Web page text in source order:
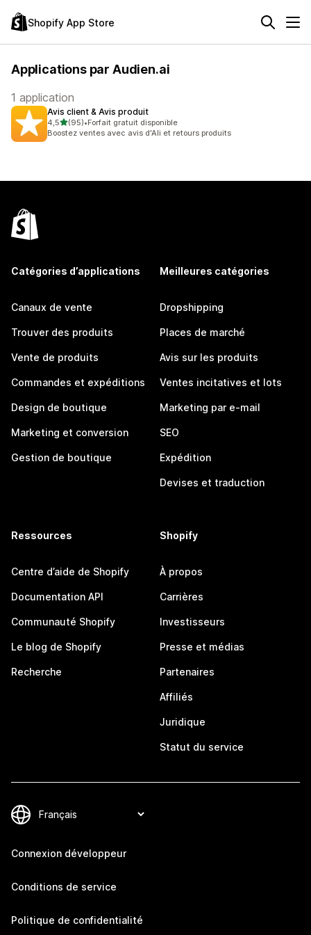
Shopify App Store
Applications par Audien.ai
1 application
Avis client & Avis produit
4,5étoile(s) sur 5
(95)
95 avis au total
•Forfait gratuit disponible
Boostez ventes avec avis d'Ali et retours produits
Catégories d’applications
Canaux de vente
Trouver des produits
Vente de produits
Commandes et expéditions
Design de boutique
Marketing et conversion
Gestion de boutique
Meilleures catégories
Dropshipping
Places de marché
Avis sur les produits
Ventes incitatives et lots
Marketing par e-mail
SEO
Expédition
Devises et traduction
Ressources
Centre d’aide de Shopify
Documentation API
Communauté Shopify
Le blog de Shopify
Recherche
Shopify
À propos
Carrières
Investisseurs
Presse et médias
Partenaires
Affiliés
Juridique
Statut du service
Connexion développeur
Conditions de service
Politique de confidentialité